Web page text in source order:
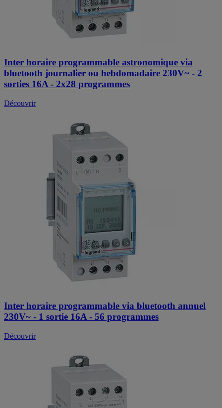
Inter horaire programmable astronomique via
bluetooth journalier ou hebdomadaire 230V~ - 2
sorties 16A - 2x28 programmes
Découvrir
Inter horaire programmable via bluetooth annuel
230V~ - 1 sortie 16A - 56 programmes
Découvrir